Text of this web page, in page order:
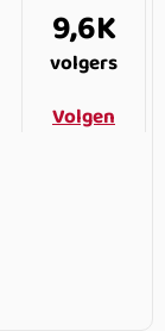
9,6K
volgers
Volgen